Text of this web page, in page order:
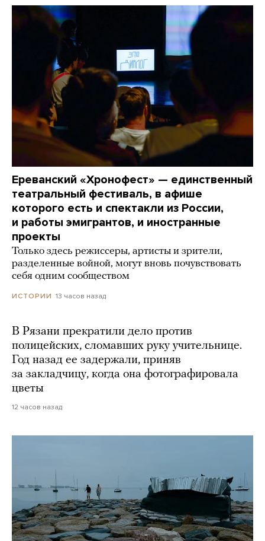
Ереванский «Хронофест» — единственный
театральный фестиваль, в афише
которого есть и спектакли из России,
и работы эмигрантов, и иностранные
проекты
Только здесь режиссеры, артисты и зрители,
разделенные войной, могут вновь почувствовать
себя одним сообществом
ИСТОРИИ 13 часов назад
В Рязани прекратили дело против
полицейских, сломавших руку учительнице.
Год назад ее задержали, приняв
за закладчицу, когда она фотографировала
цветы
12 часов назад